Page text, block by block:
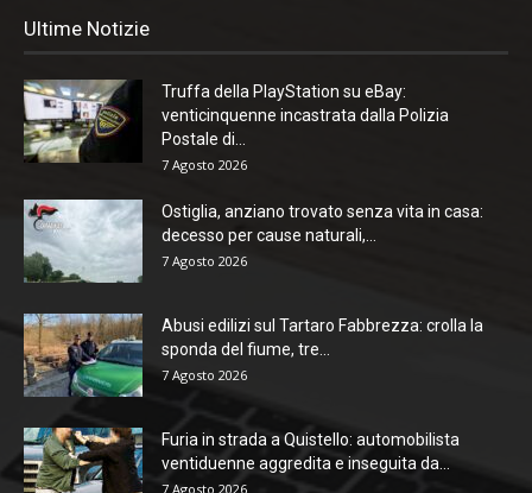
Ultime Notizie
Truffa della PlayStation su eBay:
venticinquenne incastrata dalla Polizia
Postale di...
7 Agosto 2026
Ostiglia, anziano trovato senza vita in casa:
decesso per cause naturali,...
7 Agosto 2026
Abusi edilizi sul Tartaro Fabbrezza: crolla la
sponda del fiume, tre...
7 Agosto 2026
Furia in strada a Quistello: automobilista
ventiduenne aggredita e inseguita da...
7 Agosto 2026